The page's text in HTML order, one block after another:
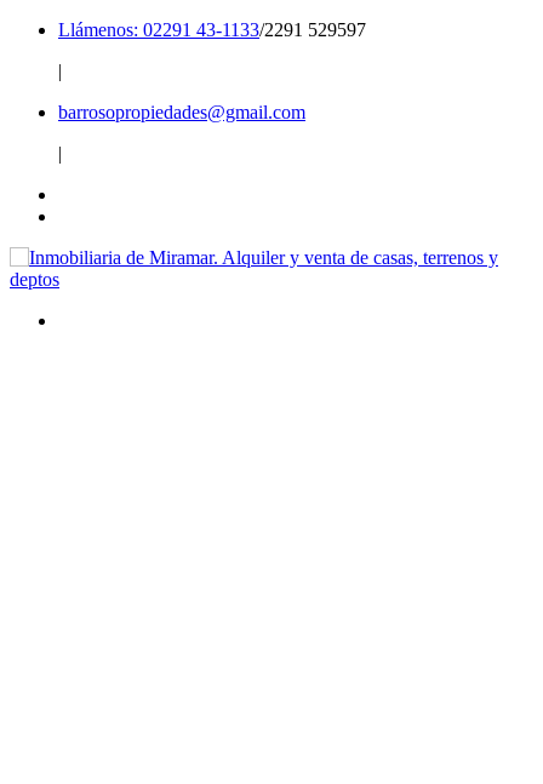
Llámenos: 02291 43-1133/2291 529597
|
barrosopropiedades@gmail.com
|